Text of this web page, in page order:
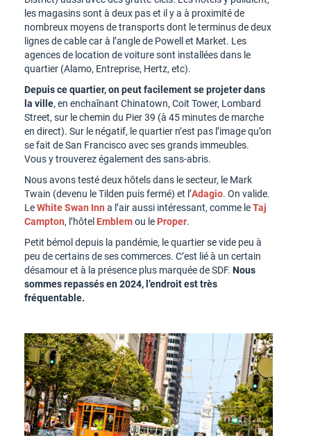
les magasins sont à deux pas et il y a à proximité de
nombreux moyens de transports dont le terminus de deux
lignes de cable car à l’angle de Powell et Market. Les
agences de location de voiture sont installées dans le
quartier (Alamo, Entreprise, Hertz, etc).
Depuis ce quartier, on peut facilement se projeter dans
la ville, en enchaînant Chinatown, Coit Tower, Lombard
Street, sur le chemin du Pier 39 (à 45 minutes de marche
en direct). Sur le négatif, le quartier n’est pas l’image qu’on
se fait de San Francisco avec ses grands immeubles.
Vous y trouverez également des sans-abris.
Nous avons testé deux hôtels dans le secteur, le Mark
Twain (devenu le Tilden puis fermé) et l’Adagio. On valide.
LeWhite Swan Inn a l’air aussi intéressant, comme leTaj
Campton, l’hôtel Emblemou le Proper.
Petit bémol depuis la pandémie, le quartier se vide peu à
peu de certains de ses commerces. C’est lié à un certain
désamour et à la présence plus marquée de SDF. Nous
sommes repassés en 2024, l’endroit est très
fréquentable.